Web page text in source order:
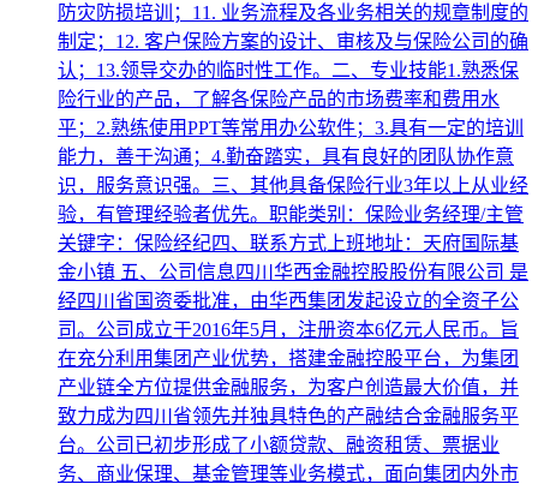
防灾防损培训；11. 业务流程及各业务相关的规章制度的
制定；12. 客户保险方案的设计、审核及与保险公司的确
认；13.领导交办的临时性工作。二、专业技能1.熟悉保
险行业的产品，了解各保险产品的市场费率和费用水
平；2.熟练使用PPT等常用办公软件；3.具有一定的培训
能力，善于沟通；4.勤奋踏实，具有良好的团队协作意
识，服务意识强。三、其他具备保险行业3年以上从业经
验，有管理经验者优先。职能类别：保险业务经理/主管
关键字：保险经纪四、联系方式上班地址：天府国际基
金小镇 五、公司信息四川华西金融控股股份有限公司 是
经四川省国资委批准，由华西集团发起设立的全资子公
司。公司成立于2016年5月，注册资本6亿元人民币。旨
在充分利用集团产业优势，搭建金融控股平台，为集团
产业链全方位提供金融服务，为客户创造最大价值，并
致力成为四川省领先并独具特色的产融结合金融服务平
台。公司已初步形成了小额贷款、融资租赁、票据业
务、商业保理、基金管理等业务模式，面向集团内外市